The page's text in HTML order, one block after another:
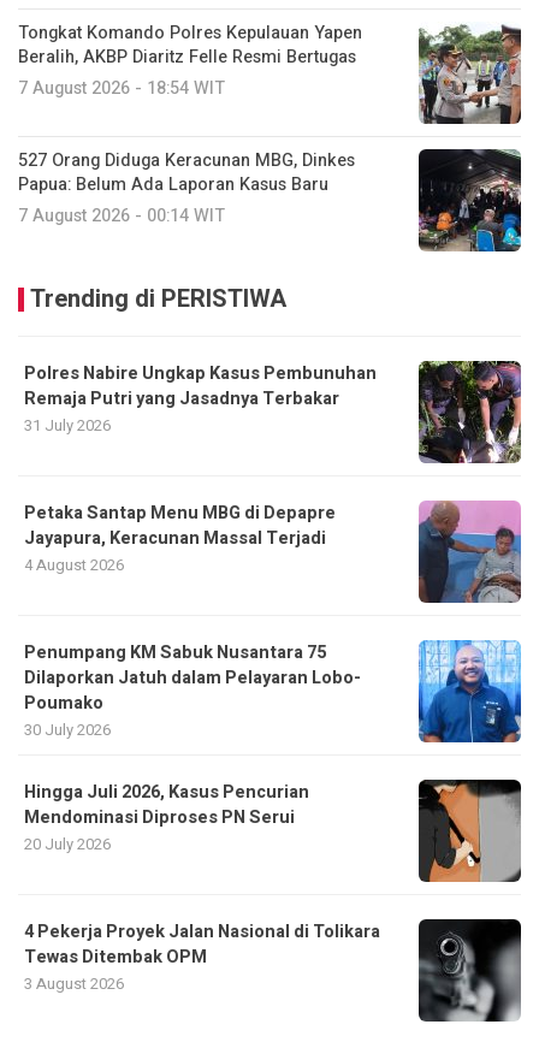
Tongkat Komando Polres Kepulauan Yapen
Beralih, AKBP Diaritz Felle Resmi Bertugas
7 August 2026 - 18:54 WIT
527 Orang Diduga Keracunan MBG, Dinkes
Papua: Belum Ada Laporan Kasus Baru
7 August 2026 - 00:14 WIT
Trending di PERISTIWA
Polres Nabire Ungkap Kasus Pembunuhan
Remaja Putri yang Jasadnya Terbakar
31 July 2026
Petaka Santap Menu MBG di Depapre
Jayapura, Keracunan Massal Terjadi
4 August 2026
Penumpang KM Sabuk Nusantara 75
Dilaporkan Jatuh dalam Pelayaran Lobo-
Poumako
30 July 2026
Hingga Juli 2026, Kasus Pencurian
Mendominasi Diproses PN Serui
20 July 2026
4 Pekerja Proyek Jalan Nasional di Tolikara
Tewas Ditembak OPM
3 August 2026